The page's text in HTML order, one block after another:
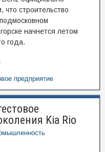
что строительство
начнется летом
года.
предприятие
Kia Rio